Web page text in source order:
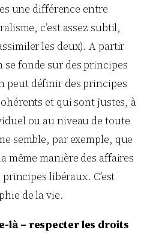
une différence entre
c’est assez subtil,
les deux). A partir
se fonde sur des principes
peut définir des principes
et qui sont justes, à
ou au niveau de toute
semble, par exemple, que
même manière des affaires
principes libéraux. C’est
de la vie.
là – respecter les droits